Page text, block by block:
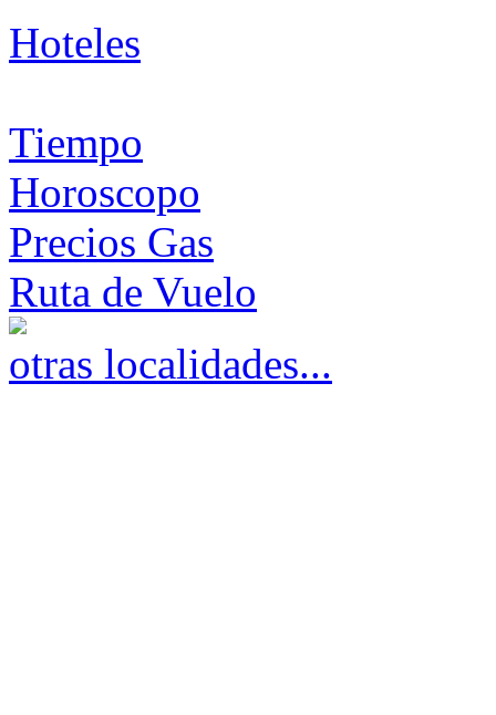
Hoteles
Tiempo
Horoscopo
Precios Gas
Ruta de Vuelo
otras localidades...